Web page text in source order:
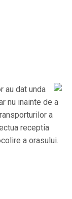
au dat unda
nu inainte de a
a
receptia
a orasului.